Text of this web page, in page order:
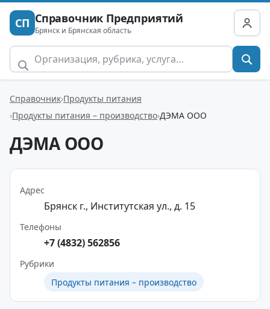
СП Справочник Предприятий
Брянск и Брянская область
Справочник Продукты питания
Продукты питания – производство ДЭМА ООО
ДЭМА ООО
Адрес
Брянск г., Институтская ул., д. 15
Телефоны
+7 (4832) 562856
Рубрики
Продукты питания – производство